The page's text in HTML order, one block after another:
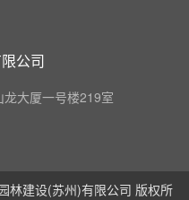
公司
大厦一号楼219室
建设(苏州)有限公司 版权所